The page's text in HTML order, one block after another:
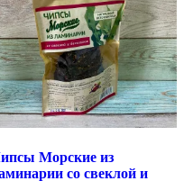
Морские из
со свеклой и